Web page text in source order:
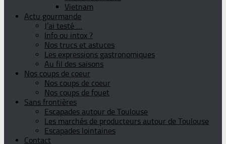
Vietnam
Actu gourmande
J’ai testé …
Info ou intox ?
Nos trucs et astuces
Les expressions gastronomiques
Au fil des saisons
Nos coups de coeur
Nos coups de coeur
Nos coups de fouet
Sans frontières
Escapades autour de Toulouse
Les marchés de producteurs autour de Toulouse
Escapades lointaines
Contact